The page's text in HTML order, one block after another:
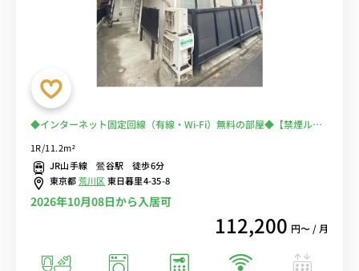
◆インターネット固定回線（有線・Wi-Fi）無料の部屋◆【禁煙ルー
出張・研修の徒歩通勤におススメ♪少し狭い部屋だけど設備充実！出
張のご利用で人気♪
1R/11.2m²
JR山手線 鶯谷駅 徒歩6分
東京都荒川区東日暮里4-35-8
2026年10月08日から入居可
112,200 円〜 / 月